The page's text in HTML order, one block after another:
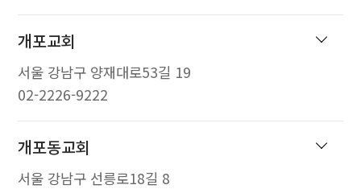
개포교회
서울 강남구 양재대로53길 19
02-2226-9222
개포동교회
서울 강남구 선릉로18길 8